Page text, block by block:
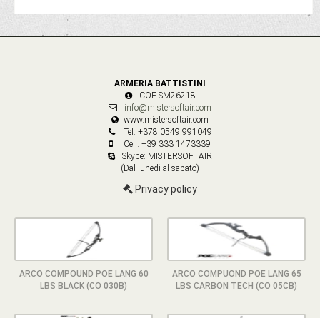
ARMERIA BATTISTINI
COE SM26218
info@mistersoftair.com
www.mistersoftair.com
Tel. +378 0549 991049
Cell. +39 333 1473339
Skype: MISTERSOFTAIR
(Dal lunedì al sabato)
Privacy policy
ARCO COMPOUND POE LANG 60
LBS BLACK (CO 030B)
ARCO COMPUOND POE LANG 65
LBS CARBON TECH (CO 05CB)